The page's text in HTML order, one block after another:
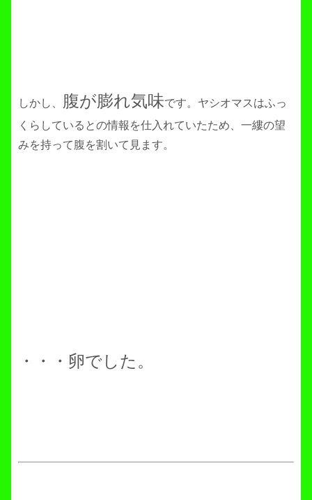
しかし、 腹が膨れ気味です。ヤシオマスはふっ
くらしているとの情報を仕入れていたため、一縷の望
みを持って腹を割いて見ます。
・・・卵でした。